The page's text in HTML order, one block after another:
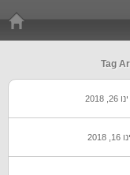
Tag
ינו 26, 2018
ינו 16, 2018